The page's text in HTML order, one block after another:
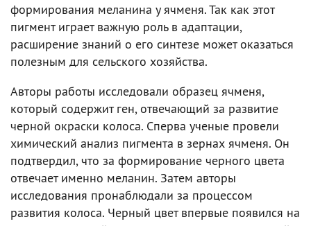
формирования меланина у ячменя. Так как этот
пигмент играет важную роль в адаптации,
расширение знаний о его синтезе может оказаться
полезным для сельского хозяйства.
Авторы работы исследовали образец ячменя,
который содержит ген, отвечающий за развитие
черной окраски колоса. Сперва ученые провели
химический анализ пигмента в зернах ячменя. Он
подтвердил, что за формирование черного цвета
отвечает именно меланин. Затем авторы
исследования пронаблюдали за процессом
развития колоса. Черный цвет впервые появился на